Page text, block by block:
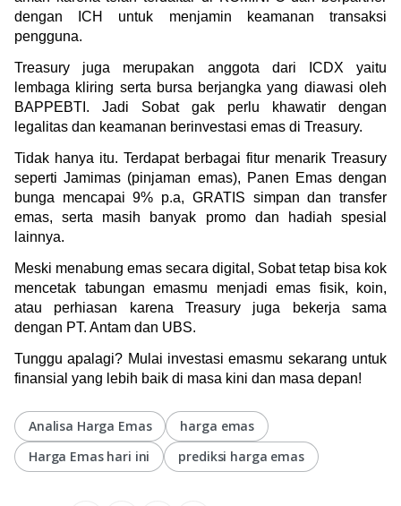
dengan ICH untuk menjamin keamanan transaksi
pengguna.
Treasury juga merupakan anggota dari ICDX yaitu
lembaga kliring serta bursa berjangka yang diawasi oleh
BAPPEBTI. Jadi Sobat gak perlu khawatir dengan
legalitas dan keamanan berinvestasi emas di Treasury.
Tidak hanya itu. Terdapat berbagai fitur menarik Treasury
seperti Jamimas (pinjaman emas), Panen Emas dengan
bunga mencapai 9% p.a, GRATIS simpan dan transfer
emas, serta masih banyak promo dan hadiah spesial
lainnya.
Meski menabung emas secara digital, Sobat tetap bisa kok
mencetak tabungan emasmu menjadi emas fisik, koin,
atau perhiasan karena Treasury juga bekerja sama
dengan PT. Antam dan UBS.
Tunggu apalagi? Mulai investasi emasmu sekarang untuk
finansial yang lebih baik di masa kini dan masa depan!
Analisa Harga Emas
harga emas
Harga Emas hari ini
prediksi harga emas